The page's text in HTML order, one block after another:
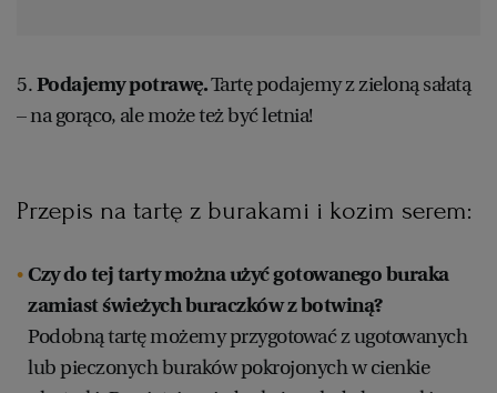
5.Podajemy potrawę.Tartę podajemy z zieloną sałatą
– na gorąco, ale może też być letnia!
Przepis na tartę z burakami i kozim serem:
Czy do tej tarty można użyć gotowanego buraka
zamiast świeżych buraczków z botwiną?
Podobną tartę możemy przygotować z ugotowanych
lub pieczonych buraków pokrojonych w cienkie